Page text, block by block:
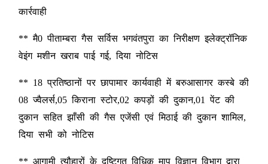
कार्रवाही
** मै0 पीताम्बरा गैस सर्विस भगवंतपुरा का निरीक्षण इलेक्ट्रॉनिक
वेइंग मशीन खराब पाई गई, दिया नोटिस
** 18 प्रतिष्ठानों पर छापामार कार्यवाही में बरुआसागर कस्बे की
08 ज्वैलर्स,05 किराना स्टोर,02 कपड़ों की दुकान,01 पेंट की
दुकान सहित झाँसी की गैस एजेंसी एवं मिठाई की दुकान शामिल,
दिया सभी को नोटिस
** आगामी त्यौहारों के दृष्टिगत विधिक माप विज्ञान विभाग द्वारा